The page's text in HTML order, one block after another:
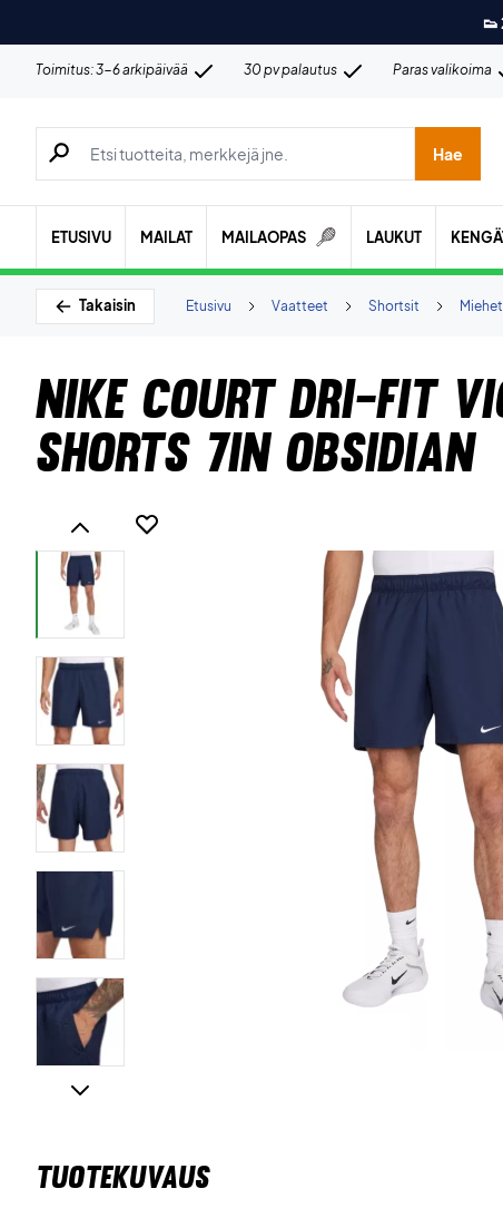
Toimitus: 3-6 arkipäivää 30 pv palautus Paras valikoima
Hae tuotteita, merkkejä jne.
Hae
ETUSIVU MAILAT MAILAOPAS LAUKUT
Takaisin Miehet
Shortsit
Vaatteet
Etusivu
Nike Court Dri-FIT
Shorts 7in Obsidian
TUOTEKUVAUS